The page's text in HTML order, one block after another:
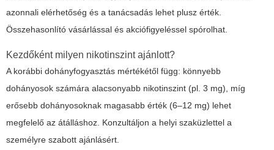
azonnali elérhetőség és a tanácsadás lehet plusz érték.
Összehasonlító vásárlással és akciófigyeléssel spórolhat.
Kezdőként milyen nikotinszint ajánlott?
A korábbi dohányfogyasztás mértékétől függ: könnyebb
dohányosok számára alacsonyabb nikotinszint (pl. 3 mg), míg
erősebb dohányosoknak magasabb érték (6–12 mg) lehet
megfelelő az átálláshoz. Konzultáljon a helyi szaküzlettel a
személyre szabott ajánlásért.